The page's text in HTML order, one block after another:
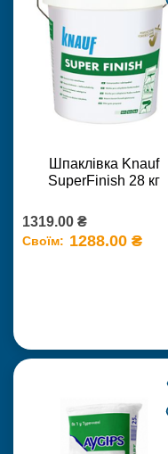
Шпаклівка Knauf
SuperFinish 28 кг
1319.00 ₴
Своїм: 1288.00 ₴